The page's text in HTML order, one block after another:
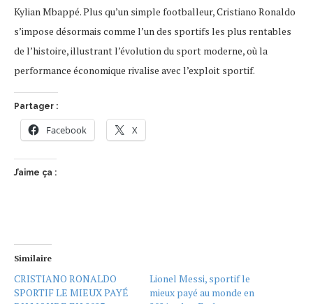
Kylian Mbappé. Plus qu’un simple footballeur, Cristiano Ronaldo
s’impose désormais comme l’un des sportifs les plus rentables
de l’histoire, illustrant l’évolution du sport moderne, où la
performance économique rivalise avec l’exploit sportif.
Partager :
Facebook X
J’aime ça :
Similaire
CRISTIANO RONALDO
SPORTIF LE MIEUX PAYÉ
Lionel Messi, sportif le
mieux payé au monde en